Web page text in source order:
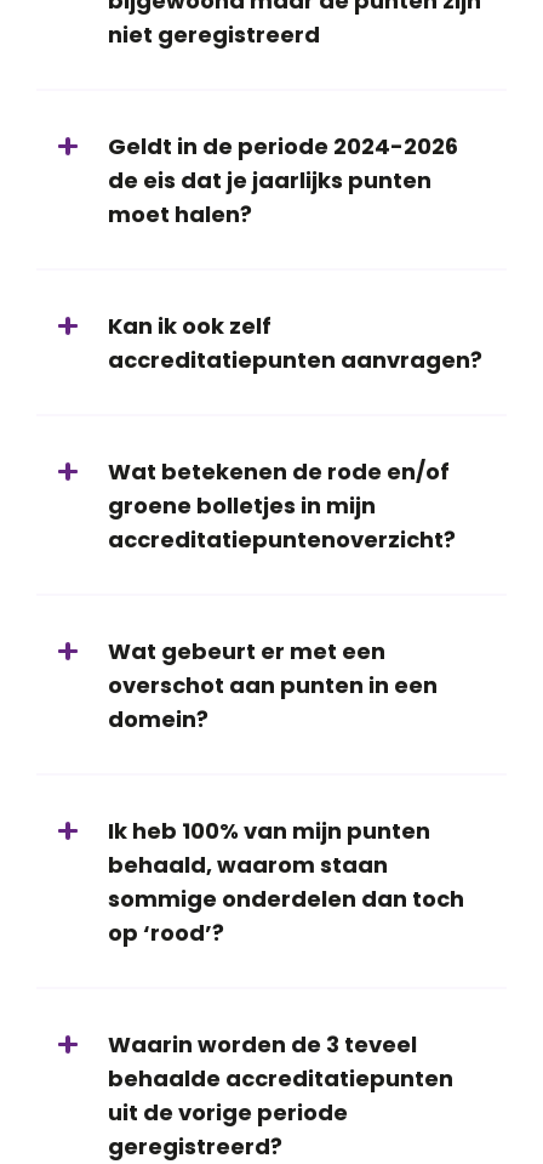
niet geregistreerd
Geldt in de periode 2024-2026
de eis dat je jaarlijks punten
moet halen?
Kan ik ook zelf
accreditatiepunten aanvragen?
Wat betekenen de rode en/of
groene bolletjes in mijn
accreditatiepuntenoverzicht?
Wat gebeurt er met een
overschot aan punten in een
domein?
Ik heb 100% van mijn punten
behaald, waarom staan
sommige onderdelen dan toch
op ‘rood’?
Waarin worden de 3 teveel
behaalde accreditatiepunten
uit de vorige periode
geregistreerd?